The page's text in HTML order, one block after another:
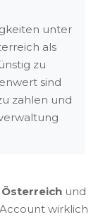
unter
als
zu
sind
zahlen und
und
wirklich